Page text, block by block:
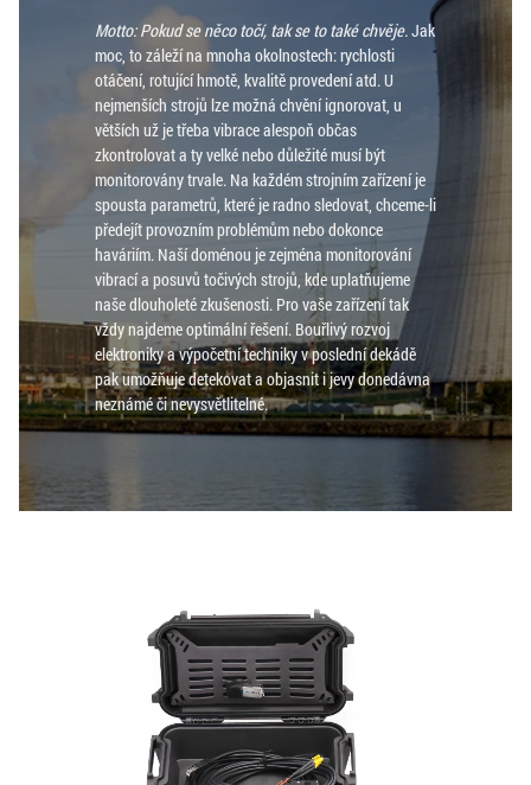
Motto: Pokud se něco točí, tak se to také chvěje.Jak
moc, to záleží na mnoha okolnostech: rychlosti
otáčení, rotující hmotě, kvalitě provedení atd. U
nejmenších strojů lze možná chvění ignorovat, u
větších už je třeba vibrace alespoň občas
zkontrolovat a ty velké nebo důležité musí být
monitorovány trvale. Na každém strojním zařízení je
spousta parametrů, které je radno sledovat, chceme-li
předejít provozním problémům nebo dokonce
haváriím. Naší doménou je zejména monitorování
vibrací a posuvů točivých strojů, kde uplatňujeme
naše dlouholeté zkušenosti. Pro vaše zařízení tak
vždy najdeme optimální řešení. Bouřlivý rozvoj
elektroniky a výpočetní techniky v poslední dekádě
pak umožňuje detekovat a objasnit i jevy donedávna
neznámé či nevysvětlitelné.